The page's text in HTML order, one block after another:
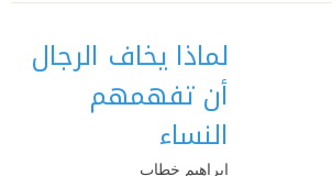
لماذا يخاف الرجال
أن تفهمهم
النساء
إبراهيم خطاب